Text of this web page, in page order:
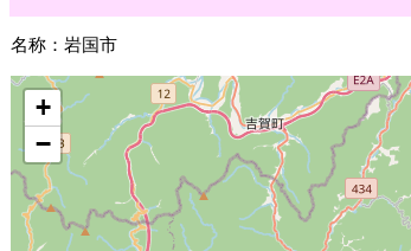
名称：岩国市
+
−